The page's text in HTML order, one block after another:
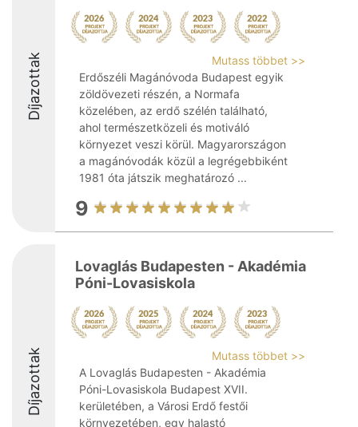
Díjazottak
Mutass többet >>
Erdőszéli Magánóvoda Budapest egyik
zöldövezeti részén, a Normafa
közelében, az erdő szélén található,
ahol természetközeli és motiváló
környezet veszi körül. Magyarországon
a magánóvodák közül a legrégebbiként
1981 óta játszik meghatározó ...
9
Díjazottak
Lovaglás Budapesten - Akadémia
Póni-Lovasiskola
Mutass többet >>
A Lovaglás Budapesten - Akadémia
Póni-Lovasiskola Budapest XVII.
kerületében, a Városi Erdő festői
környezetében, egy halastó